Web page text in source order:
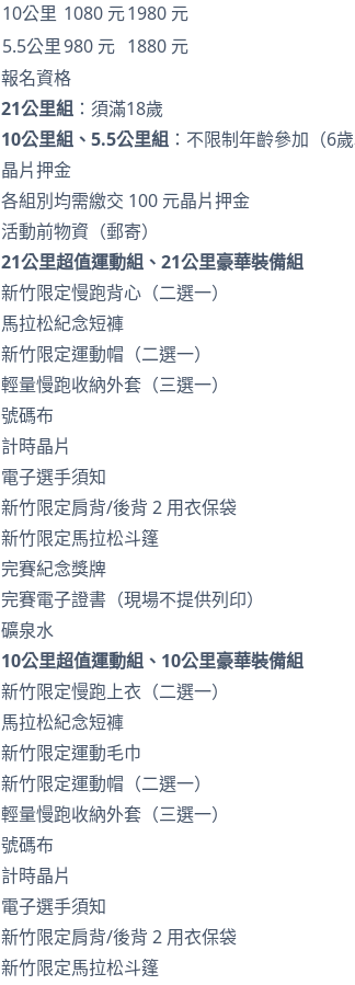
10公里 1080 元1980 元
5.5公里980 元 1880 元
報名資格
21公里組 ：須滿18歲
10公里組、5.5公里組 ：不限制年齡參加（6
晶片押金
各組別均需繳交 100 元晶片押金
活動前物資（郵寄）
21公里超值運動組、21公里豪華裝備組
新竹限定慢跑背心（二選一）
馬拉松紀念短褲
新竹限定運動帽（二選一）
輕量慢跑收納外套（三選一）
號碼布
計時晶片
電子選手須知
新竹限定肩背/後背 2 用衣保袋
新竹限定馬拉松斗篷
完賽紀念獎牌
完賽電子證書（現場不提供列印）
礦泉水
10公里超值運動組、10公里豪華裝備組
新竹限定慢跑上衣（二選一）
馬拉松紀念短褲
新竹限定運動毛巾
新竹限定運動帽（二選一）
輕量慢跑收納外套（三選一）
號碼布
計時晶片
電子選手須知
新竹限定肩背/後背 2 用衣保袋
新竹限定馬拉松斗篷